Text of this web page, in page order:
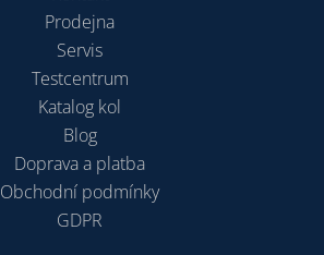
Prodejna
Servis
Testcentrum
Katalog kol
Blog
Doprava a platba
Obchodní podmínky
GDPR